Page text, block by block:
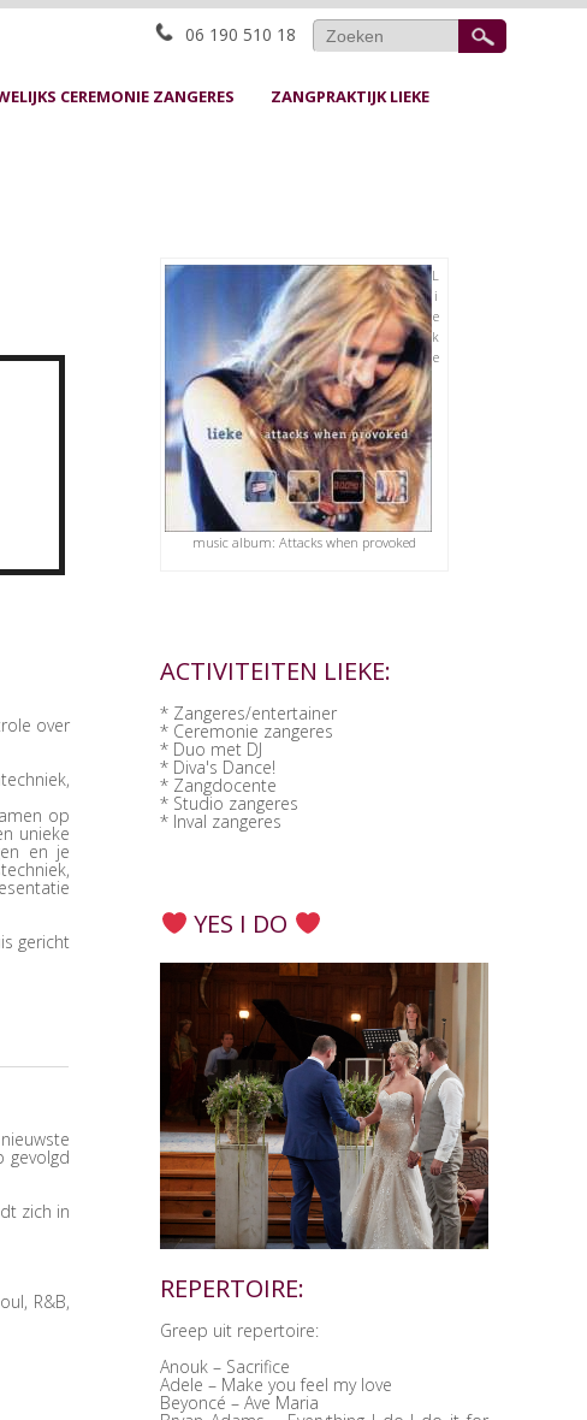
06 190 510 18
CEREMONIE ZANGERES ZANGPRAKTIJK LIEKE
over
op
unieke
en je
gericht
gevolgd
zich in
R&B,
L
i
e
k
e
music album: Attacks when provoked
ACTIVITEITEN LIEKE:
* Zangeres/entertainer
* Ceremonie zangeres
* Duo met DJ
* Diva's Dance!
* Zangdocente
* Studio zangeres
* Inval zangeres
YES I DO
REPERTOIRE:
Greep uit repertoire:
Anouk – Sacrifice
Adele – Make you feel my love
Beyoncé – Ave Maria